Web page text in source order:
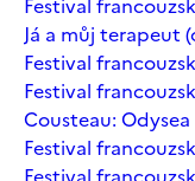
Já a můj terapeut
Festival
Festival
Cousteau: Odysea
Festival